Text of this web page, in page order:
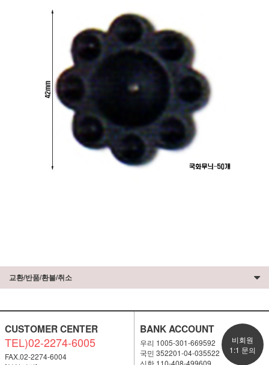
교환/반품/환불/취소
CUSTOMER CENTER
TEL)02-2274-6005
FAX.02-2274-6004
BANK ACCOUNT
우리 1005-301-669592
국민 352201-04-035522
신한 110-408-499609
비회원
1:1 문의